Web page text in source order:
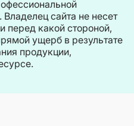
Владелец сайта не несет
перед какой стороной,
ущерб в результате
продукции,